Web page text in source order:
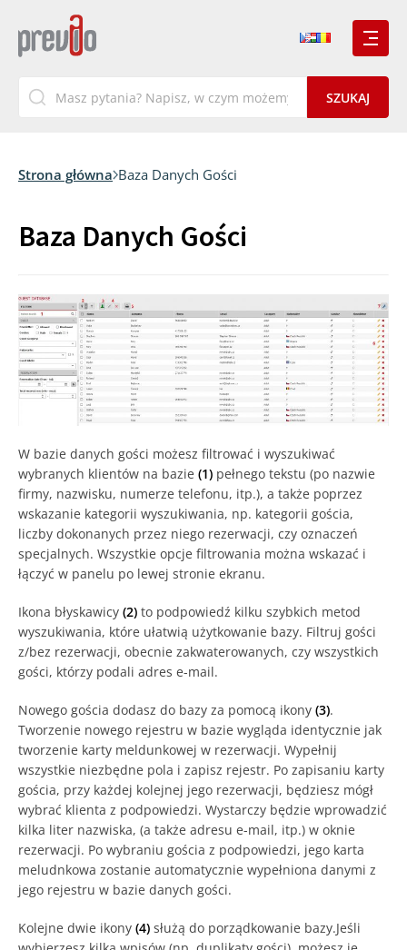
Strona główna Baza Danych Gości
Baza Danych Gości
W bazie danych gości możesz filtrować i wyszukiwać
wybranych klientów na bazie (1) pełnego tekstu (po nazwie
firmy, nazwisku, numerze telefonu, itp.), a także poprzez
wskazanie kategorii wyszukiwania, np. kategorii gościa,
liczby dokonanych przez niego rezerwacji, czy oznaczeń
specjalnych. Wszystkie opcje filtrowania można wskazać i
łączyć w panelu po lewej stronie ekranu.
Ikona błyskawicy (2) to podpowiedź kilku szybkich metod
wyszukiwania, które ułatwią użytkowanie bazy. Filtruj gości
z/bez rezerwacji, obecnie zakwaterowanych, czy wszystkich
gości, którzy podali adres e-mail.
Nowego gościa dodasz do bazy za pomocą ikony (3).
Tworzenie nowego rejestru w bazie wygląda identycznie jak
tworzenie karty meldunkowej w rezerwacji. Wypełnij
wszystkie niezbędne pola i zapisz rejestr. Po zapisaniu karty
gościa, przy każdej kolejnej jego rezerwacji, będziesz mógł
wybrać klienta z podpowiedzi. Wystarczy będzie wprowadzić
kilka liter nazwiska, (a także adresu e-mail, itp.) w oknie
rezerwacji. Po wybraniu gościa z podpowiedzi, jego karta
meludnkowa zostanie automatycznie wypełniona danymi z
jego rejestru w bazie danych gości.
Kolejne dwie ikony (4) służą do porządkowanie bazy.Jeśli